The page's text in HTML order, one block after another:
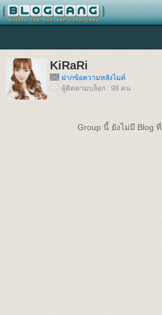
KiRaRi
ฝากข้อความหลังไมค์
ผู้ติดตามบล็อก : 98 คน
Group นี้ ยังไม่มี Blog